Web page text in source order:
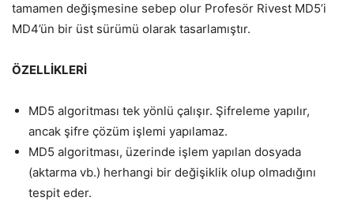
tamamen değişmesine sebep olur Profesör Rivest MD5’i
MD4’ün bir üst sürümü olarak tasarlamıştır.
ÖZELLİKLERİ
MD5 algoritması tek yönlü çalışır. Şifreleme yapılır,
ancak şifre çözüm işlemi yapılamaz.
MD5 algoritması, üzerinde işlem yapılan dosyada
(aktarma vb.) herhangi bir değişiklik olup olmadığını
tespit eder.